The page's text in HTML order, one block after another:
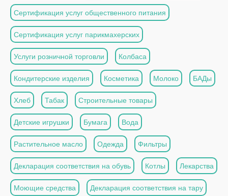
Сертификация услуг общественного питания
Сертификация услуг парикмахерских
Услуги розничной торговли Колбаса
Кондитерские изделия Косметика Молоко БАДы
Хлеб Табак Строительные товары
Детские игрушки Бумага Вода
Растительное масло Одежда Фильтры
Декларация соответствия на обувь Котлы Лекарства
Моющие средства Декларация соответствия на тару